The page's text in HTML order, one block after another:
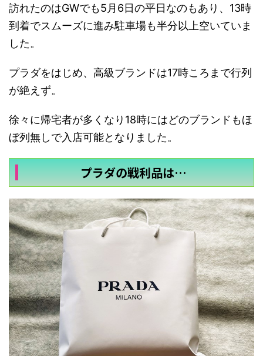
訪れたのはGWでも5月6日の平日なのもあり、13時
到着でスムーズに進み駐車場も半分以上空いていま
した。
プラダをはじめ、高級ブランドは17時ころまで行列
が絶えず。
徐々に帰宅者が多くなり18時にはどのブランドもほ
ぼ列無しで入店可能となりました。
プラダの戦利品は…